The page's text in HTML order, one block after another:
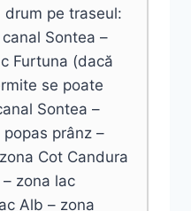
drum pe traseul:
Sontea –
Furtuna (dacă
se poate
Sontea –
prânz –
Cot Candura
zona lac
Alb – zona